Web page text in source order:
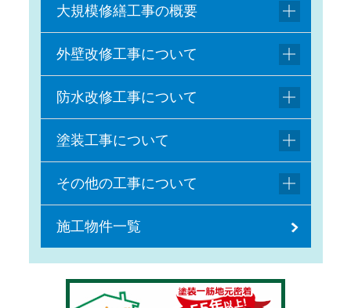
大規模修繕工事の概要
外壁改修工事について
防水改修工事について
塗装工事について
その他の工事について
施工物件一覧